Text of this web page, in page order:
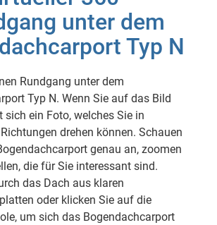
unter dem
Typ N
Rundgang unter dem
Typ N. Wenn Sie auf das Bild
sich ein Foto, welches Sie in
drehen können. Schauen
genau an, zoomen
die für Sie interessant sind.
das Dach aus klaren
oder klicken Sie auf die
um sich das Bogendachcarport